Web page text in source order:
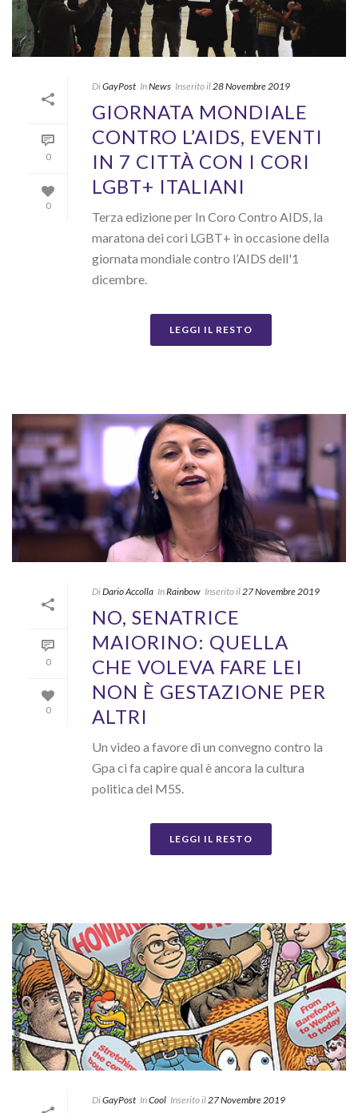
0
0
DiGayPost InNews Inserito il28 Novembre 2019
GIORNATA MONDIALE
CONTRO L’AIDS, EVENTI
IN 7 CITTÀ CON I CORI
LGBT+ ITALIANI
Terza edizione per In Coro Contro AIDS, la
maratona dei cori LGBT+ in occasione della
giornata mondiale contro l’AIDS dell'1
dicembre.
LEGGI IL RESTO
0
0
DiDario Accolla InRainbow Inserito il 27 Novembre 2019
NO, SENATRICE
MAIORINO: QUELLA
CHE VOLEVA FARE LEI
NON È GESTAZIONE PER
ALTRI
Un video a favore di un convegno contro la
Gpa ci fa capire qual è ancora la cultura
politica del M5S.
LEGGI IL RESTO
DiGayPost InCool Inserito il27 Novembre 2019